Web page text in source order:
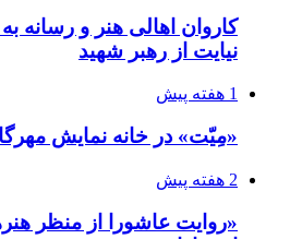
کاروان اهالی هنر و رسانه
نیایت از رهبر شهید
1 هفته پیش
«مِیّت» در خانه نمایش
2 هفته پیش
«روایت عاشورا از منظر